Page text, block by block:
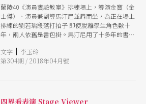
蘭陵40《演員實驗教室》排練場上，導演金寶（金
士傑）、演員兼副導馬汀尼並肩而坐，為正在場上
排練的劉若瑀段落打拍子 即使脫離學生角色數十
年，兩人依舊是書包掛。馬汀尼用了十多年的書包
舞台劇《最後十四堂星期二的課》兩百場演出紀
念。 工作結束，兩人不約而同往戶外集合，吞雲
能站著？繳交第一個蘭陵作業是把枕頭夾在大腿
文字 | 李玉玲
第304期 / 2018年04月號
四界看表演 Stage Viewer